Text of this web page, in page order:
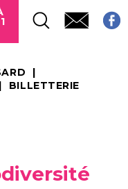
BILLETTERIE